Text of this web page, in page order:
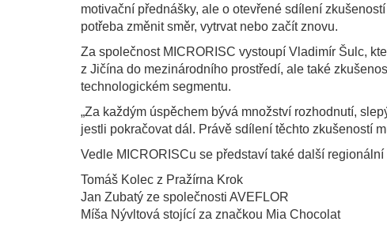
motivační přednášky, ale o otevřené sdílení
potřeba změnit směr, vytrvat nebo začít znovu.
Za společnost MICRORISC vystoupí Vladimír Šulc,
z Jičína do mezinárodního prostředí, ale také
technologickém segmentu.
„Za každým úspěchem bývá množství rozhodnutí,
jestli pokračovat dál. Právě sdílení těchto zkušeností
Vedle MICRORISCu se představí také další
Tomáš Kolec z Pražírna Krok
Jan Zubatý ze společnosti AVEFLOR
Míša Nývltová stojící za značkou Mia Chocolat